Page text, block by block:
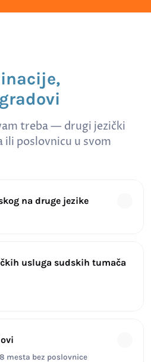
treba — drugi jezički
poslovnicu u svom
na druge jezike
usluga sudskih tumača
mesta bez poslovnice